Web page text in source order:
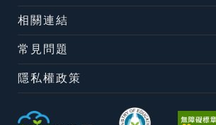
相關連結
常見問題
隱私權政策